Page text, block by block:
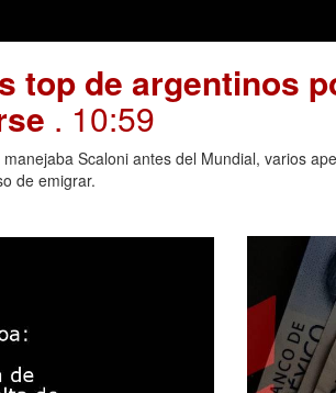
top de argentinos
. 10:59
Scaloni antes del Mundial, varios
de emigrar.